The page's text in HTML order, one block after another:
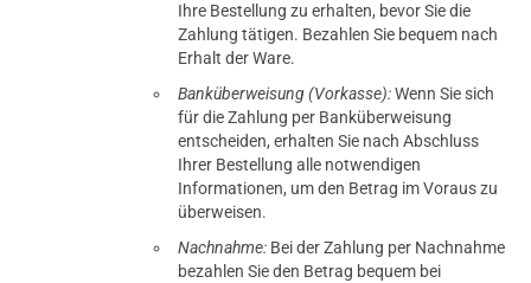
Ihre Bestellung zu erhalten, bevor Sie die
Zahlung tätigen. Bezahlen Sie bequem nach
Erhalt der Ware.
Banküberweisung (Vorkasse):Wenn Sie sich
für die Zahlung per Banküberweisung
entscheiden, erhalten Sie nach Abschluss
Ihrer Bestellung alle notwendigen
Informationen, um den Betrag im Voraus zu
überweisen.
Nachnahme: Bei der Zahlung per Nachnahme
bezahlen Sie den Betrag bequem bei